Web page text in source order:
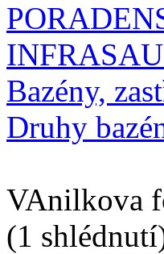
Bazény,
Druhy
VAnilkova
(1